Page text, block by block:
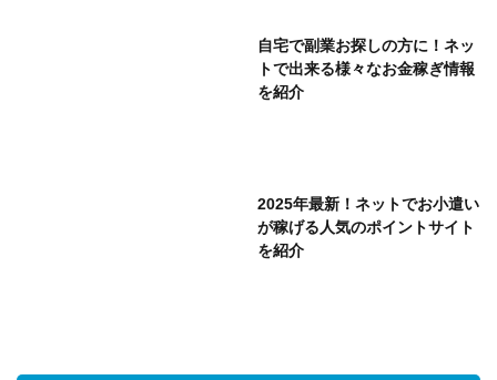
自宅で副業お探しの方に！ネッ
トで出来る様々なお金稼ぎ情報
を紹介
2025年最新！ネットでお小遣い
が稼げる人気のポイントサイト
を紹介